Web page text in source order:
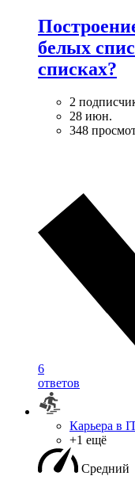
белых
списках?
2
28 июн.
348
6
ответов
Карьера в
+1 ещё
Средний